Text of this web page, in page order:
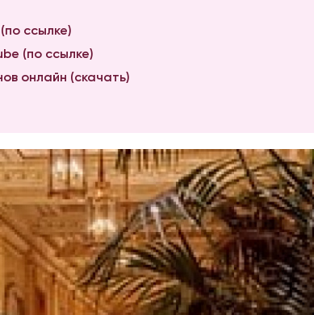
ссылке)
(по ссылке)
онлайн (скачать)